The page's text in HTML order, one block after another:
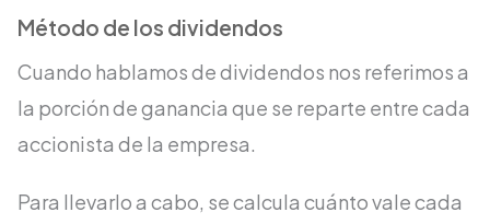
Método de los dividendos
Cuando hablamos de dividendos nos referimos a
la porción de ganancia que se reparte entre cada
accionista de la empresa.
Para llevarlo a cabo, se calcula cuánto vale cada